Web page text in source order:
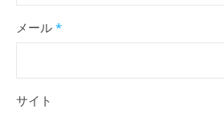
メール *
サイト